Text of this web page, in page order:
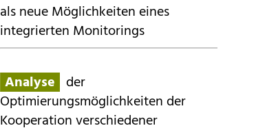
01.06.2021
Europa Konferenz 2021
in Tartu
als neue Möglichkeiten eines
integrierten Monitorings
Analyse
der
Optimierungsmöglichkeiten der
Kooperation verschiedener